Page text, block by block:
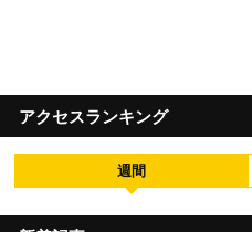
アクセスランキング
週間